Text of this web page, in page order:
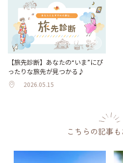
【旅先診断】あなたの“いま”にぴ
ったりな旅先が見つかる♪
2026.05.15
こちらの記事